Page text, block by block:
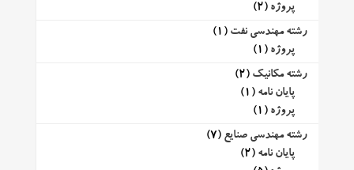
پروژه (2)
رشته مهندسی نفت (1)
پروژه (1)
رشته مکانیک (2)
پایان نامه (1)
پروژه (1)
رشته مهندسی صنایع (7)
پایان نامه (2)